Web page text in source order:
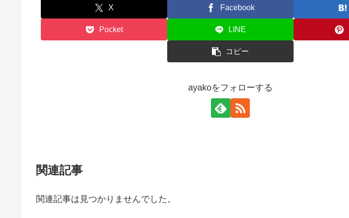
X Facebook
Pocket LINE
コピー
ayakoをフォローする
関連記事
関連記事は見つかりませんでした。